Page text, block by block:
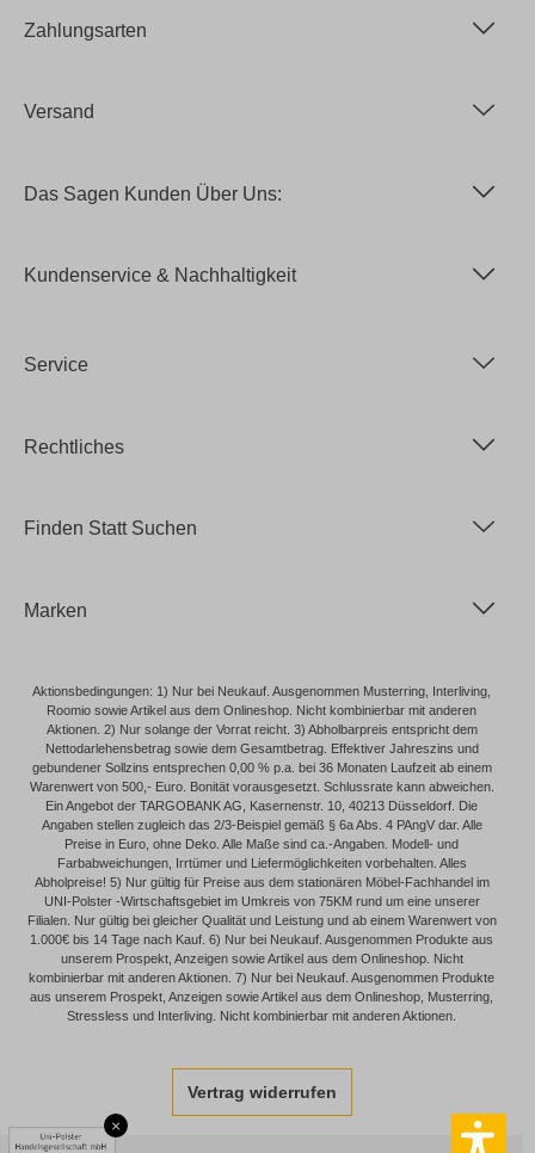
×
Zahlungsarten
Versand
Das Sagen Kunden Über Uns:
Kundenservice & Nachhaltigkeit
Service
Rechtliches
Finden Statt Suchen
Marken
Aktionsbedingungen: 1) Nur bei Neukauf. Ausgenommen Musterring, Interliving,
Roomio sowie Artikel aus dem Onlineshop. Nicht kombinierbar mit anderen
Aktionen. 2) Nur solange der Vorrat reicht. 3) Abholbarpreis entspricht dem
Nettodarlehensbetrag sowie dem Gesamtbetrag. Effektiver Jahreszins und
gebundener Sollzins entsprechen 0,00 % p.a. bei 36 Monaten Laufzeit ab einem
Warenwert von 500,- Euro. Bonität vorausgesetzt. Schlussrate kann abweichen.
Ein Angebot der TARGOBANK AG, Kasernenstr. 10, 40213 Düsseldorf. Die
Angaben stellen zugleich das 2/3-Beispiel gemäß § 6a Abs. 4 PAngV dar. Alle
Preise in Euro, ohne Deko. Alle Maße sind ca.-Angaben. Modell- und
Farbabweichungen, Irrtümer und Liefermöglichkeiten vorbehalten. Alles
Abholpreise! 5) Nur gültig für Preise aus dem stationären Möbel-Fachhandel im
UNI-Polster -Wirtschaftsgebiet im Umkreis von 75KM rund um eine unserer
Filialen. Nur gültig bei gleicher Qualität und Leistung und ab einem Warenwert von
1.000€ bis 14 Tage nach Kauf. 6) Nur bei Neukauf. Ausgenommen Produkte aus
unserem Prospekt, Anzeigen sowie Artikel aus dem Onlineshop. Nicht
kombinierbar mit anderen Aktionen. 7) Nur bei Neukauf. Ausgenommen Produkte
aus unserem Prospekt, Anzeigen sowie Artikel aus dem Onlineshop, Musterring,
Stressless und Interliving. Nicht kombinierbar mit anderen Aktionen.
Vertrag widerrufen